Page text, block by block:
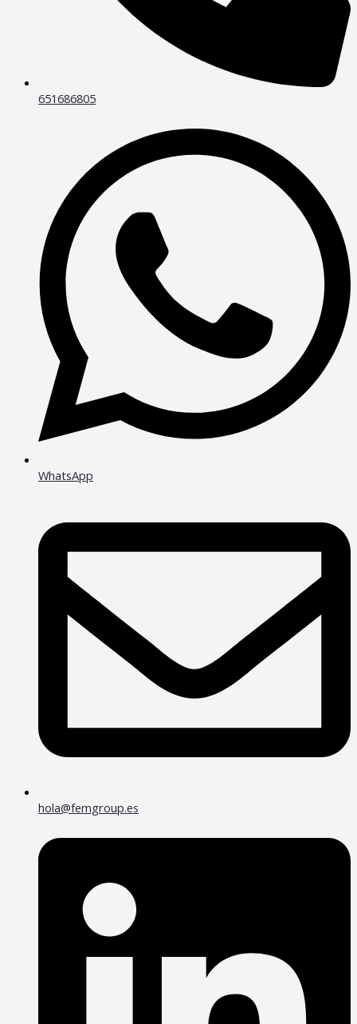
651686805
WhatsApp
hola@femgroup.es